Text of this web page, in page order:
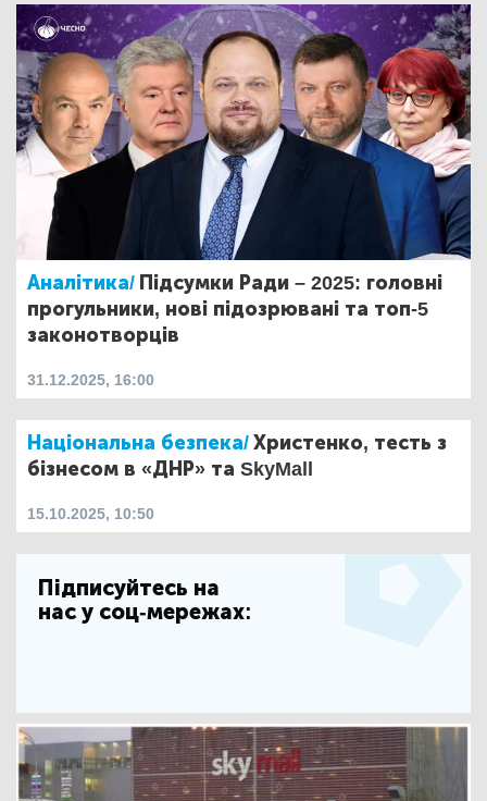
Аналітика/ Підсумки Ради – 2025: головні
прогульники, нові підозрювані та топ-5
законотворців
31.12.2025, 16:00
Національна безпека/Христенко, тесть з
бізнесом в «ДНР» та SkyMall
15.10.2025, 10:50
Підписуйтесь на
нас у соц-мережах: